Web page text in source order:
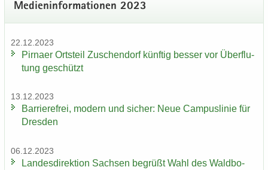
Me­di­en­in­for­ma­tio­nen 2023
22.12.2023
Pirna­er Orts­teil Zu­schen­dorf künf­tig bes­ser vor Über­flu­
tung ge­schützt
13.12.2023
Bar­rie­re­frei, mo­dern und si­cher: Neue Cam­pus­li­nie für
Dres­den
06.12.2023
Lan­des­di­rek­ti­on Sach­sen be­grüßt Wahl des Wald­bo­